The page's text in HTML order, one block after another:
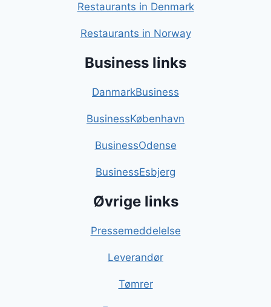
Restaurants in Denmark
Restaurants in Norway
Business links
DanmarkBusiness
BusinessKøbenhavn
BusinessOdense
BusinessEsbjerg
Øvrige links
Pressemeddelelse
Leverandør
Tømrer